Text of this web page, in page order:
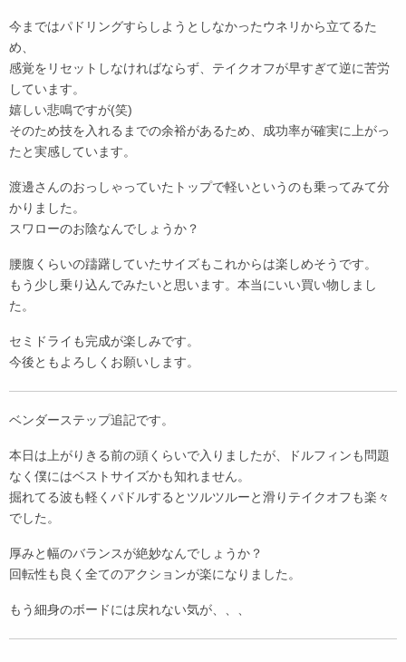
今まではパドリングすらしようとしなかったウネリから立てるた
め、
感覚をリセットしなければならず、テイクオフが早すぎて逆に苦労
しています。
嬉しい悲鳴ですが(笑)
そのため技を入れるまでの余裕があるため、成功率が確実に上がっ
たと実感しています。
渡邊さんのおっしゃっていたトップで軽いというのも乗ってみて分
かりました。
スワローのお陰なんでしょうか？
腰腹くらいの躊躇していたサイズもこれからは楽しめそうです。
もう少し乗り込んでみたいと思います。本当にいい買い物しまし
た。
セミドライも完成が楽しみです。
今後ともよろしくお願いします。
ベンダーステップ追記です。
本日は上がりきる前の頭くらいで入りましたが、ドルフィンも問題
なく僕にはベストサイズかも知れません。
掘れてる波も軽くパドルするとツルツルーと滑りテイクオフも楽々
でした。
厚みと幅のバランスが絶妙なんでしょうか？
回転性も良く全てのアクションが楽になりました。
もう細身のボードには戻れない気が、、、